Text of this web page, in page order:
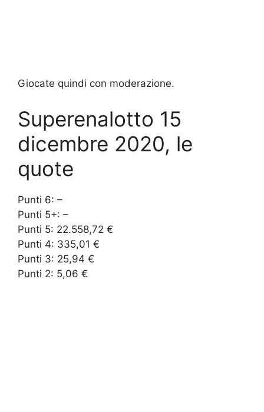
Giocate quindi con moderazione.
Superenalotto 15
dicembre 2020, le
quote
Punti 6: –
Punti 5+: –
Punti 5: 22.558,72 €
Punti 4: 335,01 €
Punti 3: 25,94 €
Punti 2: 5,06 €